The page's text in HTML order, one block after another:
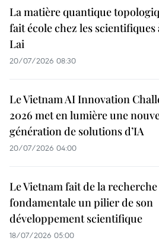
La matière quantique
fait école chez les scientifiques
Lai
20/07/2026 08:30
Le Vietnam AI Innovation
2026 met en lumière une
génération de solutions d’IA
20/07/2026 04:00
Le Vietnam fait de la recherche
fondamentale un pilier de son
développement scientifique
18/07/2026 05:00